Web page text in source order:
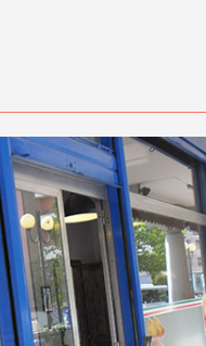
modalità di acquisto